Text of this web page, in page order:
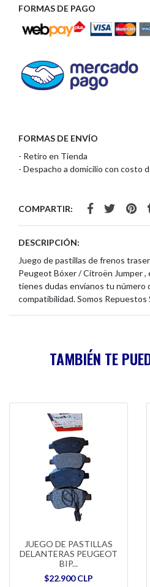
FORMAS DE PAGO
FORMAS DE ENVÍO
- Retiro en Tienda
- Despacho a domicilio con costo
COMPARTIR:
DESCRIPCIÓN:
Juego de pastillas de frenos
Peugeot Bóxer / Citroën Jumper ,
tienes dudas envíanos tu número
compatibilidad. Somos Repuestos
TAMBIÉN TE
JUEGO DE PASTILLAS
DELANTERAS PEUGEOT
BIP...
$22.900 CLP